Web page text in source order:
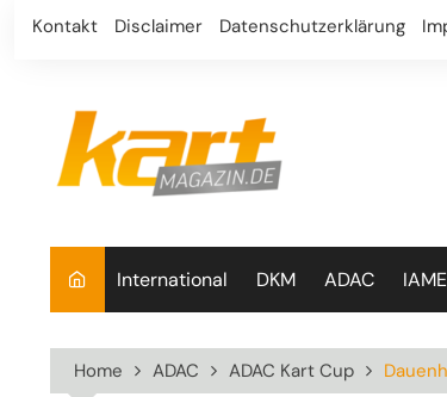
Skip
Kontakt Disclaimer Datenschutzerklärung
International DKM ADAC
Home ADAC ADAC Kart Cup